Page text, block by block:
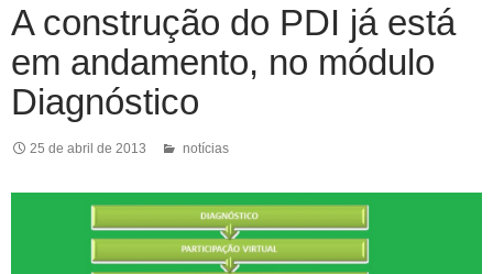
A construção do PDI já está
em andamento, no módulo
Diagnóstico
25 de abril de 2013 notícias